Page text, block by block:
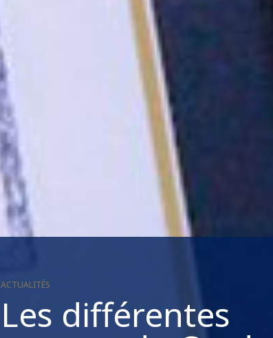
ACTUALITÉS
Les différentes